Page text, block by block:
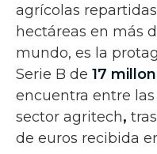
agrícolas
hectáreas en más
mundo, es la
Serie B de 17
encuentra entre
sector agritech,
de euros recibida